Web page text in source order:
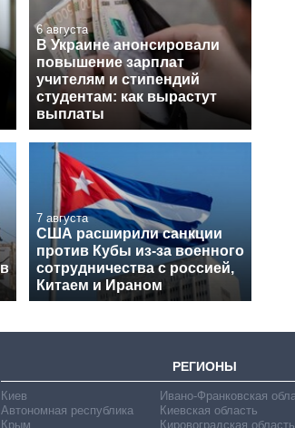
6 августа
В Украине анонсировали
повышение зарплат
учителям и стипендий
студентам: как вырастут
выплаты
7 августа
США расширили санкции
против Кубы из-за военного
сотрудничества с россией,
Китаем и Ираном
РЕГИОНЫ
Киев
Автономная республика
Крым
Ивано-Франковская
Киевская область
Кировоградская область